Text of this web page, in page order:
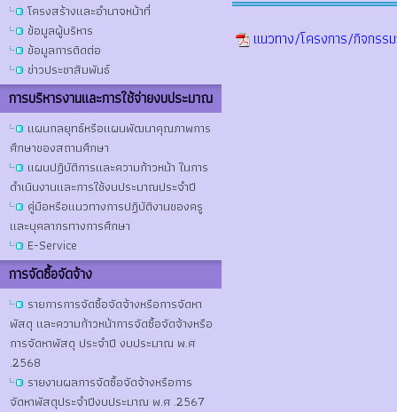
โครงสร้างและอำนาจหน้าที่
ข้อมูลผู้บริหาร
ข้อมูลการติดต่อ
ข่าวประชาสัมพันธ์
การบริหารงานและการใช้จ่ายงบประมาณ
แผนกลยุทธ์หรือแผนพัฒนาคุณภาพการ
ศึกษาของสถานศึกษา
แผนปฏิบัติการและความก้าวหน้า ในการ
ดำเนินงานและการใช้งบประมาณประจำปี
คู่มือหรือแนวทางการปฏิบัติงานของครู
และบุคลากรทางการศึกษา
E-Service
การจัดซื้อจัดจ้าง
รายการการจัดซื้อจัดจ้างหรือการจัดหา
พัสดุ และความก้าวหน้าการจัดซื้อจัดจ้างหรือ
การจัดหาพัสดุ ประจำปี งบประมาณ พ.ศ
.2568
รายงานผลการจัดซื้อจัดจ้างหรือการ
จัดหาพัสดุประจำปีงบประมาณ พ.ศ .2567
แนวทาง/โครงการ/กิจกร